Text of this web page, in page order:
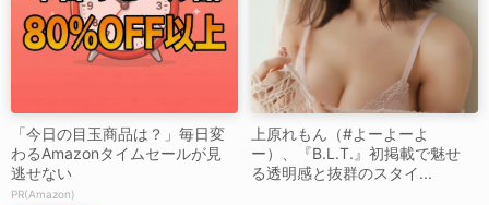
「今日の目玉商品は？」毎日変
わるAmazonタイムセールが見
逃せない
PR(Amazon)
上原れもん（#よーよーよ
ー）、『B.L.T.』初掲載で魅せ
る透明感と抜群のスタイ...